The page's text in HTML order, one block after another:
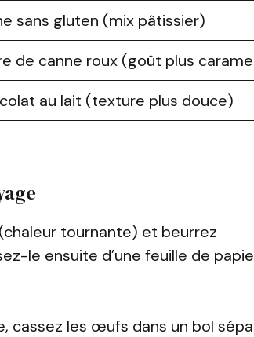
sans gluten (mix pâtissier)
de canne roux (goût plus
au lait (texture plus douce)
(chaleur tournante) et beurrez
le ensuite d’une feuille de
cassez les œufs dans un bol